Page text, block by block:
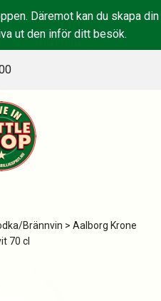
Däremot kan du skapa din
ut den inför ditt besök.
Brännvin > Aalborg Krone
70 cl